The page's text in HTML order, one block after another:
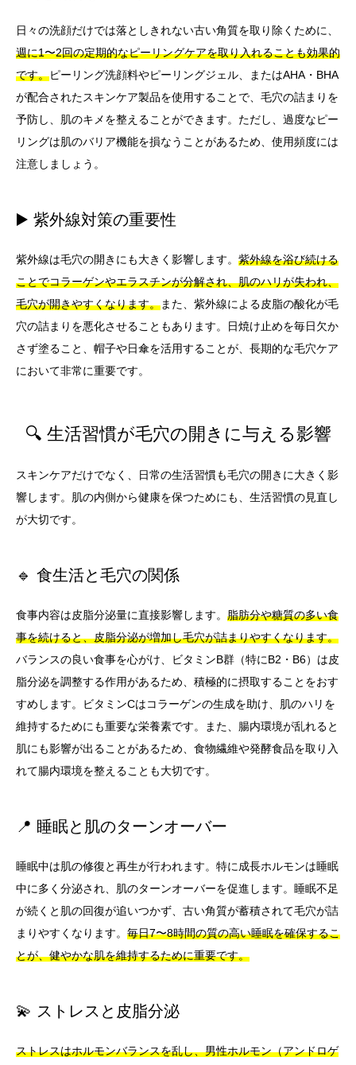
日々の洗顔だけでは落としきれない古い角質を取り除くために、
週に1〜2回の定期的なピーリングケアを取り入れることも効果的
です。ピーリング洗顔料やピーリングジェル、またはAHA・BHA
が配合されたスキンケア製品を使用することで、毛穴の詰まりを
予防し、肌のキメを整えることができます。ただし、過度なピー
リングは肌のバリア機能を損なうことがあるため、使用頻度には
注意しましょう。
▶️ 紫外線対策の重要性
紫外線は毛穴の開きにも大きく影響します。 紫外線を浴び続ける
ことでコラーゲンやエラスチンが分解され、肌のハリが失われ、
毛穴が開きやすくなります。また、紫外線による皮脂の酸化が毛
穴の詰まりを悪化させることもあります。日焼け止めを毎日欠か
さず塗ること、帽子や日傘を活用することが、長期的な毛穴ケア
において非常に重要です。
🔍 生活習慣が毛穴の開きに与える影響
スキンケアだけでなく、日常の生活習慣も毛穴の開きに大きく影
響します。肌の内側から健康を保つためにも、生活習慣の見直し
が大切です。
🔹 食生活と毛穴の関係
食事内容は皮脂分泌量に直接影響します。 脂肪分や糖質の多い食
事を続けると、皮脂分泌が増加し毛穴が詰まりやすくなります。
バランスの良い食事を心がけ、ビタミンB群（特にB2・B6）は皮
脂分泌を調整する作用があるため、積極的に摂取することをおす
すめします。ビタミンCはコラーゲンの生成を助け、肌のハリを
維持するためにも重要な栄養素です。また、腸内環境が乱れると
肌にも影響が出ることがあるため、食物繊維や発酵食品を取り入
れて腸内環境を整えることも大切です。
📍 睡眠と肌のターンオーバー
睡眠中は肌の修復と再生が行われます。特に成長ホルモンは睡眠
中に多く分泌され、肌のターンオーバーを促進します。睡眠不足
が続くと肌の回復が追いつかず、古い角質が蓄積されて毛穴が詰
まりやすくなります。 毎日7〜8時間の質の高い睡眠を確保するこ
とが、健やかな肌を維持するために重要です。
💫 ストレスと皮脂分泌
ストレスはホルモンバランスを乱し、男性ホルモン（アンドロゲ